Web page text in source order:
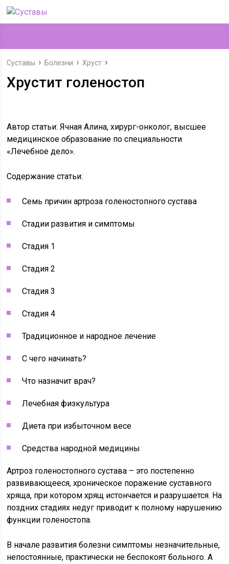
Суставы Болезни Хруст
Хрустит голеностоп
Автор статьи: Ячная Алина, хирург-онколог, высшее
медицинское образование по специальности
«Лечебное дело».
Содержание статьи:
Семь причин артроза голеностопного сустава
Стадии развития и симптомы
Стадия 1
Стадия 2
Стадия 3
Стадия 4
Традиционное и народное лечение
С чего начинать?
Что назначит врач?
Лечебная физкультура
Диета при избыточном весе
Средства народной медицины
Артроз голеностопного сустава – это постепенно
развивающееся, хроническое поражение суставного
хряща, при котором хрящ истончается и разрушается. На
поздних стадиях недуг приводит к полному нарушению
функции голеностопа.
В начале развития болезни симптомы незначительные,
непостоянные, практически не беспокоят больного. А